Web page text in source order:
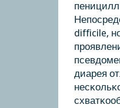
difficile,
диарея